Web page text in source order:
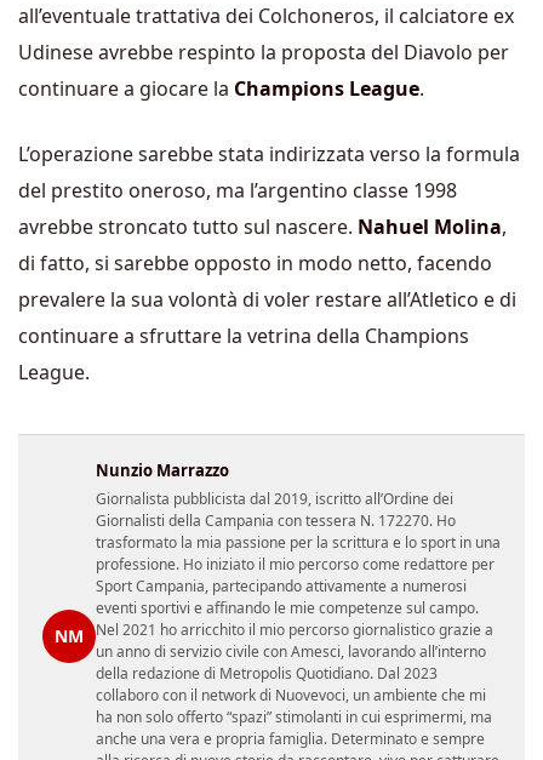
all’eventuale trattativa dei Colchoneros, il calciatore ex
Udinese avrebbe respinto la proposta del Diavolo per
continuare a giocare la Champions League.
L’operazione sarebbe stata indirizzata verso la formula
del prestito oneroso, ma l’argentino classe 1998
avrebbe stroncato tutto sul nascere. Nahuel Molina,
di fatto, si sarebbe opposto in modo netto, facendo
prevalere la sua volontà di voler restare all’Atletico e di
continuare a sfruttare la vetrina della Champions
League.
NM
Nunzio Marrazzo
Giornalista pubblicista dal 2019, iscritto all’Ordine dei
Giornalisti della Campania con tessera N. 172270. Ho
trasformato la mia passione per la scrittura e lo sport in una
professione. Ho iniziato il mio percorso come redattore per
Sport Campania, partecipando attivamente a numerosi
eventi sportivi e affinando le mie competenze sul campo.
Nel 2021 ho arricchito il mio percorso giornalistico grazie a
un anno di servizio civile con Amesci, lavorando all’interno
della redazione di Metropolis Quotidiano. Dal 2023
collaboro con il network di Nuovevoci, un ambiente che mi
ha non solo offerto “spazi” stimolanti in cui esprimermi, ma
anche una vera e propria famiglia. Determinato e sempre